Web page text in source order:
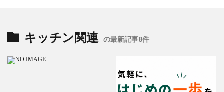
キッチン関連 の最新記事8件